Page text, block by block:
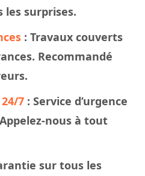
les surprises.
: Travaux couverts
Recommandé
7 : Service d’urgence
nous à tout
sur tous les